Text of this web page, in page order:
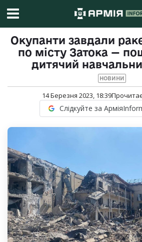
Окупанти завдали
по місту Затока —
дитячий
НОВИНИ
14 Березня 2023, 18:39
Слідкуйте за